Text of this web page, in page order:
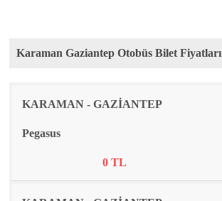
Karaman Gaziantep Otobüs Bilet Fiyatları
Rota Firma Fiyat
KARAMAN - GAZİANTEP
Pegasus
0 TL